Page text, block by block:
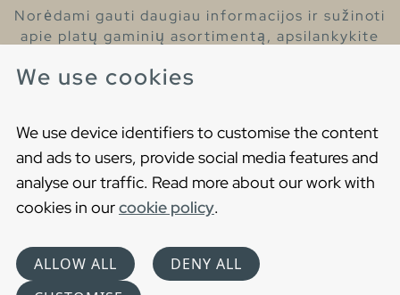
We use cookies
We use device identifiers to customise the content
and ads to users, provide social media features and
analyse our traffic. Read more about our work with
cookies in ourcookie policy.
ALLOW ALL
DENY ALL
Norėdami gauti daugiau informacijos ir sužinoti
apie platų gaminių asortimentą, apsilankykite
Cookies
Privatumo politika
Choose language